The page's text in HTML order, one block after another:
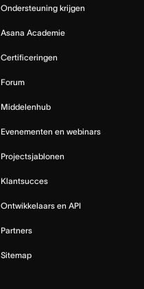
Ondersteuning krijgen
Asana Academie
Certificeringen
Forum
Middelenhub
Evenementen en webinars
Projectsjablonen
Klantsucces
Ontwikkelaars en API
Partners
Sitemap